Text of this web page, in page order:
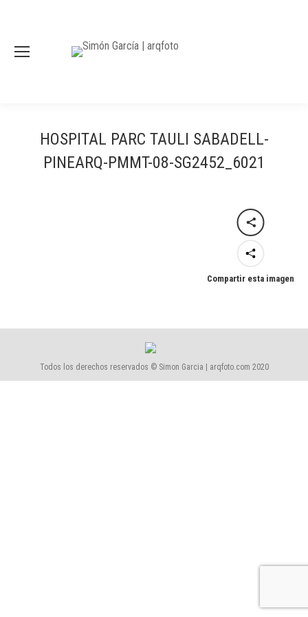
HOSPITAL PARC TAULI SABADELL-
PINEARQ-PMMT-08-SG2452_6021
Compartir esta imagen
Todos los derechos reservados © Simon Garcia | arqfoto.com 2020